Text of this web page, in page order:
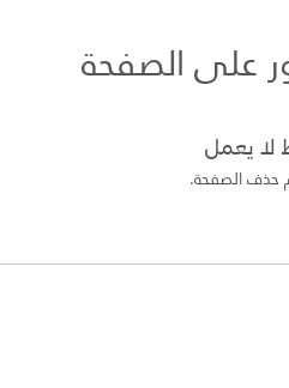
على الصفحة
لا يعمل
حذف الصفحة.